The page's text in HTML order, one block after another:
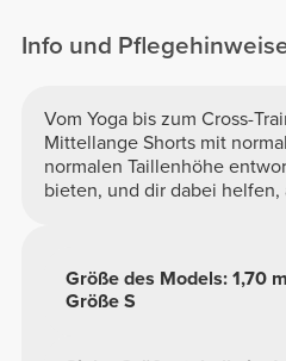
Info und
Vom Yoga bis zum Cross-
Mittellange Shorts mit
normalen Taillenhöhe
bieten, und dir dabei helfen,
Größe des Models: 1,70
Größe S